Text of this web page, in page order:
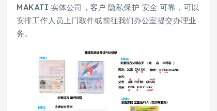
MAKATI 实体公司，客户 隐私保护 安全 可靠，可以
安排工作人员上门取件或前往我们办公室提交办理业
务。